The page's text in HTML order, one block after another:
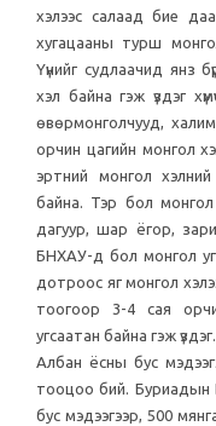
хэлээс салаад бие
хугацааны турш
Үүнийг судлаачид янз
хэл байна гэж үздэг
өвөрмонголчууд,
орчин цагийн монгол
эртний монгол
байна. Тэр бол монгол
дагуур, шар ёгор,
БНХАУ-д бол монгол
дотроос яг монгол
тоогоор 3-4 сая
угсаатан байна гэж
Албан ёсны бус
тооцоо бий. Буриадын
бус мэдээгээр, 500